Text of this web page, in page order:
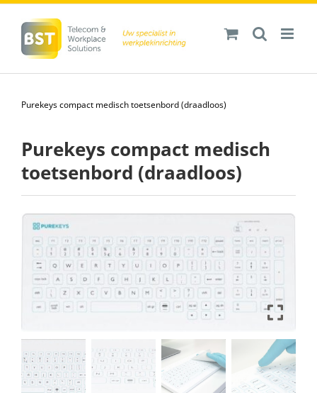
inhoud
Purekeys compact medisch toetsenbord (draadloos)
Purekeys compact medisch
toetsenbord (draadloos)